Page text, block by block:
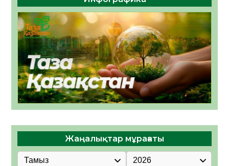
Жаңалықтар мұрағаты